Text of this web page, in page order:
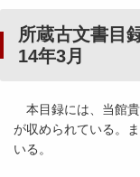
所蔵古文書目
14年3月
本目録には、当館
が収められている。
いる。